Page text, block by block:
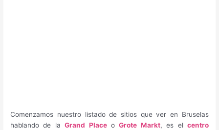
Comenzamos nuestro listado de sitios que ver en Bruselas
hablando de laGrand PlaceoGrote Markt, es el centro